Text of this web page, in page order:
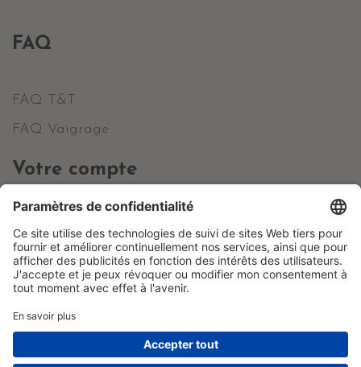
FAQ
FAQ T&T
FAQ Vaigrage
Votre compte
Informations personnelles
Commandes
Avoirs
Adresses